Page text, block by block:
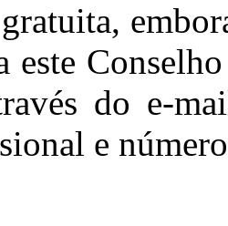
este
do e-
e